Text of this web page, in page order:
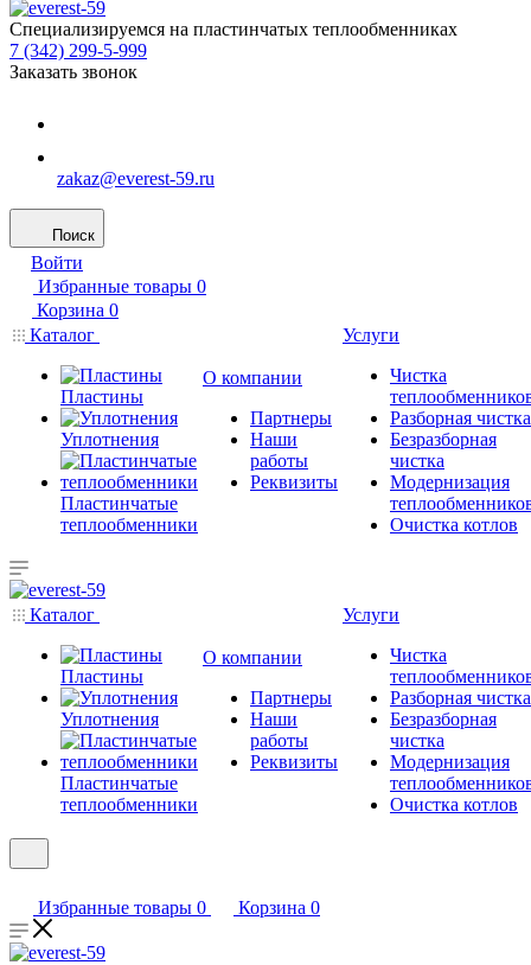
Специализируемся на пластинчатых теплообменниках
7 (342) 299-5-999
Заказать звонок
zakaz@everest-59.ru
Поиск
Войти
Избранные товары 0
Корзина 0
Каталог
Пластины
Уплотнения
Пластинчатые
теплообменники
О компании
Партнеры
Наши
работы
Реквизиты
Услуги
Чистка
Разборная чистка
Безразборная
чистка
Модернизация
Очистка котлов
Каталог
Пластины
Уплотнения
Пластинчатые
теплообменники
О компании
Партнеры
Наши
работы
Реквизиты
Услуги
Чистка
Разборная чистка
Безразборная
чистка
Модернизация
Очистка котлов
Избранные товары 0 Корзина 0